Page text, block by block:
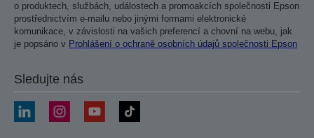
o produktech, službách, událostech a promoakcích společnosti Epson
prostřednictvím e-mailu nebo jinými formami elektronické
komunikace, v závislosti na vašich preferencí a chovní na webu, jak
je popsáno v Prohlášení o ochraně osobních údajů společnosti Epson
Sledujte nás